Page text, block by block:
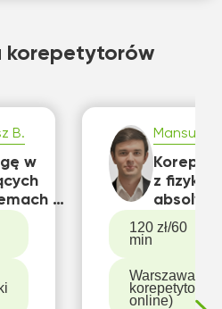
korepetytorów
B.
w
z
itp
Mansur M.
z fizyki –
Wydziału
Fizyki
studia
120 zł/60
min
Warszawa (u
korepetytora,
online)